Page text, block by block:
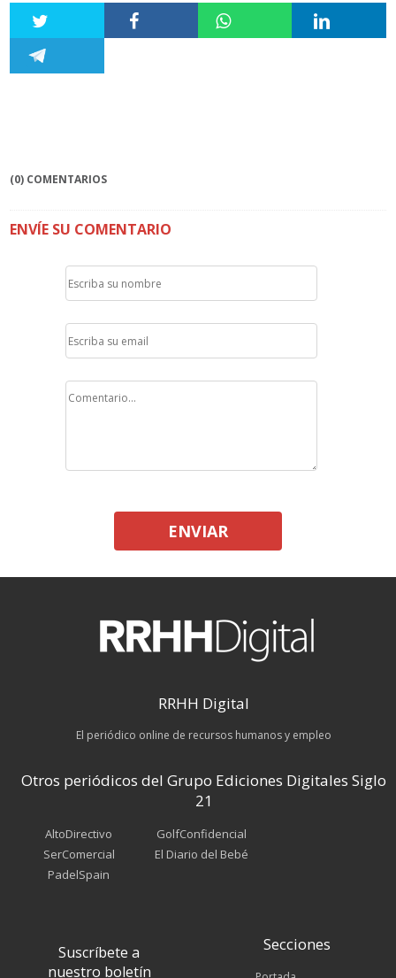
(0) COMENTARIOS
ENVÍE SU COMENTARIO
ENVIAR
RRHH Digital
El periódico online de recursos humanos y empleo
Otros periódicos del Grupo Ediciones Digitales Siglo
21
AltoDirectivo
SerComercial
PadelSpain
GolfConfidencial
El Diario del Bebé
Suscríbete a
nuestro boletín
Secciones